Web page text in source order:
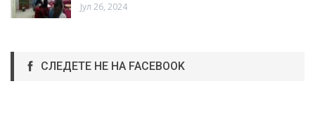
Јул 26, 2024
СЛЕДЕТЕ НЕ НА FACEBOOK